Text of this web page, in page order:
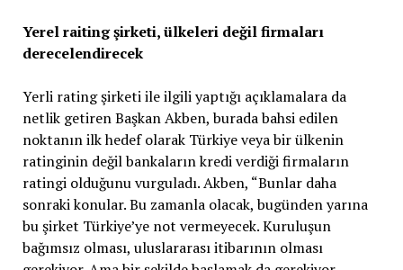
Yerel raiting şirketi, ülkeleri değil firmaları
derecelendirecek
Yerli rating şirketi ile ilgili yaptığı açıklamalara da
netlik getiren Başkan Akben, burada bahsi edilen
noktanın ilk hedef olarak Türkiye veya bir ülkenin
ratinginin değil bankaların kredi verdiği firmaların
ratingi olduğunu vurguladı. Akben, “Bunlar daha
sonraki konular. Bu zamanla olacak, bugünden yarına
bu şirket Türkiye’ye not vermeyecek. Kuruluşun
bağımsız olması, uluslararası itibarının olması